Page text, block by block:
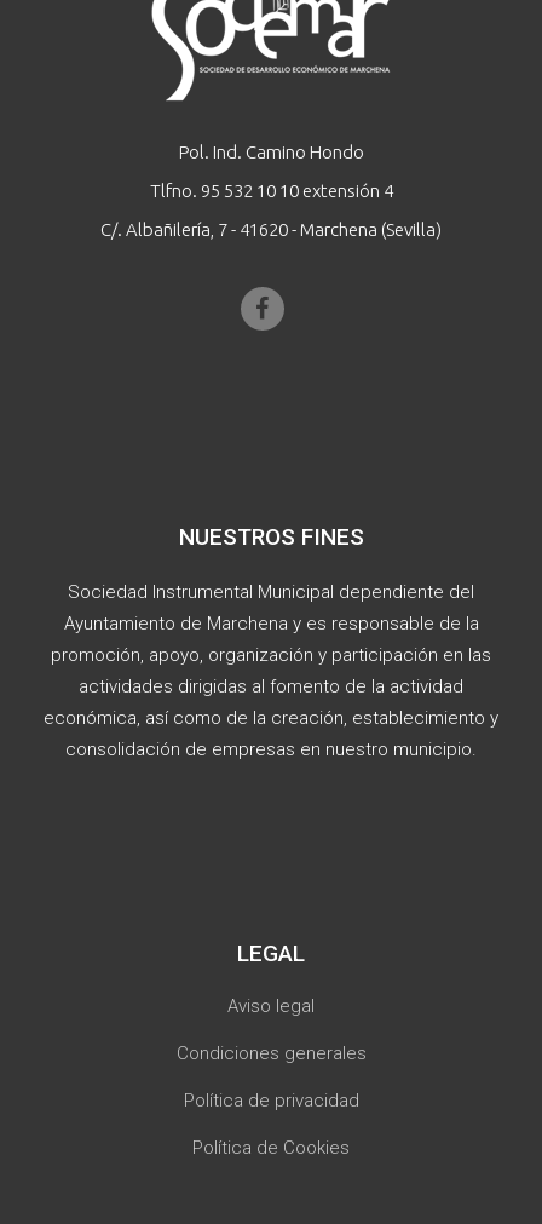
Pol. Ind. Camino Hondo
Tlfno. 95 532 10 10 extensión 4
C/. Albañilería, 7 - 41620 - Marchena (Sevilla)
NUESTROS FINES
Sociedad Instrumental Municipal dependiente del
Ayuntamiento de Marchena y es responsable de la
promoción, apoyo, organización y participación en las
actividades dirigidas al fomento de la actividad
económica, así como de la creación, establecimiento y
consolidación de empresas en nuestro municipio.
LEGAL
Aviso legal
Condiciones generales
Política de privacidad
Política de Cookies